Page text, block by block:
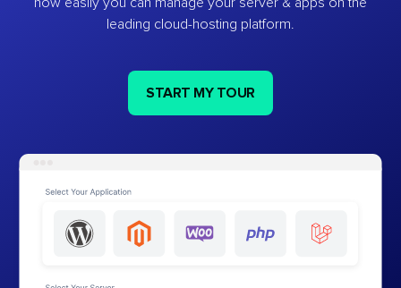
leading cloud-hosting platform.
START MY TOUR